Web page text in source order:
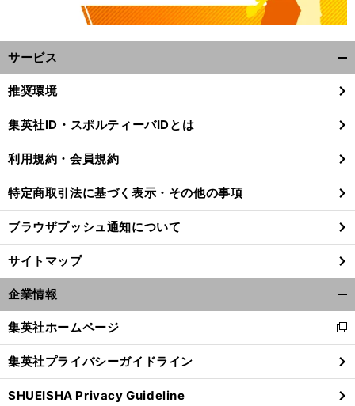
へ
サービス
閉
る
推奨環境
集英社ID・スポルティーバIDとは
利用規約・会員規約
特定商取引法に基づく表示・その他の事項
ブラウザプッシュ通知について
サイトマップ
企業情報
閉
る
集英社ホームページ
新
し
い
ウ
ィ
集英社プライバシーガイドライン
SHUEISHA Privacy Guideline